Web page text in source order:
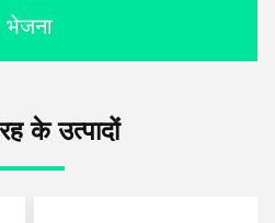
भेजना
के उत्पादों